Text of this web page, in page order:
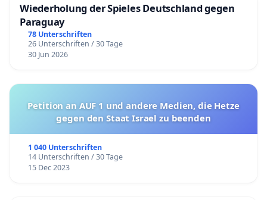
Wiederholung der Spieles Deutschland gegen
Paraguay
78 Unterschriften
26 Unterschriften / 30 Tage
30 Jun 2026
Petition an AUF 1 und andere Medien, die Hetze
gegen den Staat Israel zu beenden
1 040 Unterschriften
14 Unterschriften / 30 Tage
15 Dec 2023